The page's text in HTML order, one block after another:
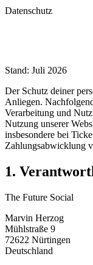
Datenschutz
Stand: Juli 2026
Der Schutz deiner
Anliegen.
Verarbeitung und
Nutzung unserer
insbesondere bei
Zahlungsabwicklung
1.
The Future Social
Marvin Herzog
Mühlstraße 9
72622 Nürtingen
Deutschland